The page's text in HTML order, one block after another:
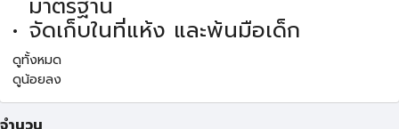
มาตรฐาน
จัดเก็บในที่แห้ง และพ้นมือเด็ก
ดูทั้งหมด
ดูน้อยลง